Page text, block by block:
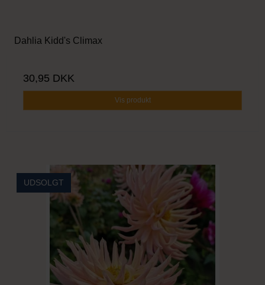
Dahlia Kidd's Climax
30,95 DKK
Vis produkt
UDSOLGT